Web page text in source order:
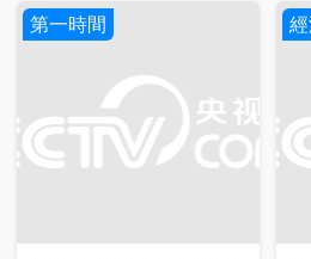
用標準
第一時間